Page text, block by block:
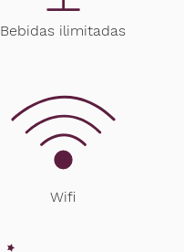
Bebidas ilimitadas
Wifi